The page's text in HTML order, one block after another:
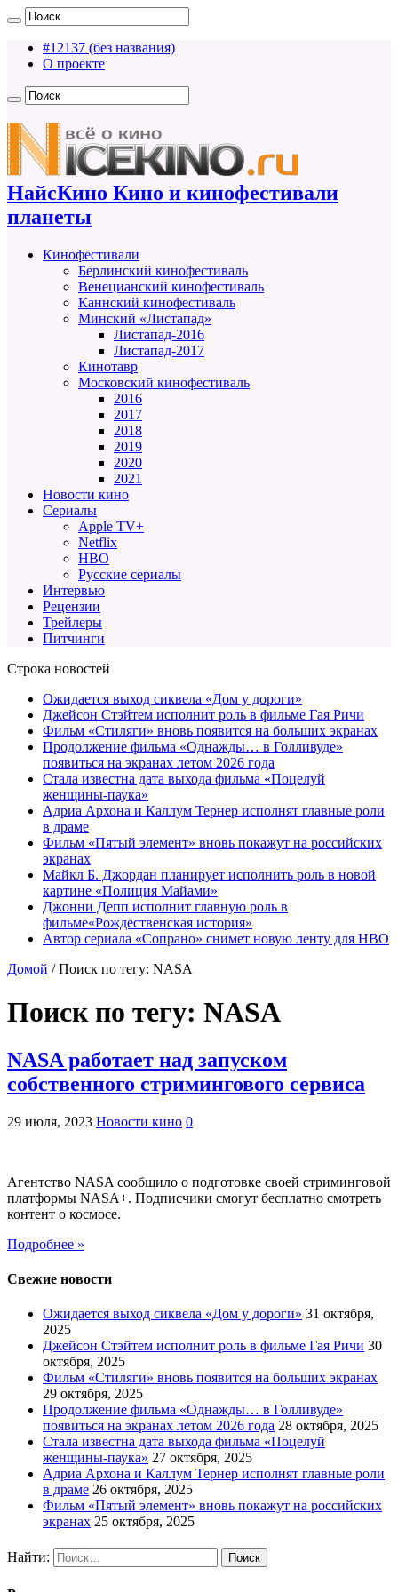
#12137 (без названия)
О проекте
НайсКино Кино и кинофестивали
планеты
Кинофестивали
Берлинский кинофестиваль
Венецианский кинофестиваль
Каннский кинофестиваль
Минский «Листапад»
Листапад-2016
Листапад-2017
Кинотавр
Московский кинофестиваль
2016
2017
2018
2019
2020
2021
Новости кино
Сериалы
Apple TV+
Netflix
HBO
Русские сериалы
Интервью
Рецензии
Трейлеры
Питчинги
Строка новостей
Ожидается выход сиквела «Дом у дороги»
Джейсон Стэйтем исполнит роль в фильме Гая Ричи
Фильм «Стиляги» вновь появится на больших экранах
Продолжение фильма «Однажды… в Голливуде»
появиться на экранах летом 2026 года
Стала известна дата выхода фильма «Поцелуй
женщины-паука»
Адриа Архона и Каллум Тернер исполнят главные роли
в драме
Фильм «Пятый элемент» вновь покажут на российских
экранах
Майкл Б. Джордан планирует исполнить роль в новой
картине «Полиция Майами»
Джонни Депп исполнит главную роль в
фильме«Рождественская история»
Автор сериала «Сопрано» снимет новую ленту для HBO
Домой / Поиск по тегу: NASA
Поиск по тегу: NASA
NASA работает над запуском
собственного стримингового сервиса
29 июля, 2023 Новости кино 0
Агентство NASA сообщило о подготовке своей стриминговой
платформы NASA+. Подписчики смогут бесплатно смотреть
контент о космосе.
Подробнее »
Свежие новости
Ожидается выход сиквела «Дом у дороги» 31 октября,
2025
Джейсон Стэйтем исполнит роль в фильме Гая Ричи 30
октября, 2025
Фильм «Стиляги» вновь появится на больших экранах
29 октября, 2025
Продолжение фильма «Однажды… в Голливуде»
появиться на экранах летом 2026 года 28 октября, 2025
Стала известна дата выхода фильма «Поцелуй
женщины-паука» 27 октября, 2025
Адриа Архона и Каллум Тернер исполнят главные роли
в драме 26 октября, 2025
Фильм «Пятый элемент» вновь покажут на российских
экранах 25 октября, 2025
Найти: